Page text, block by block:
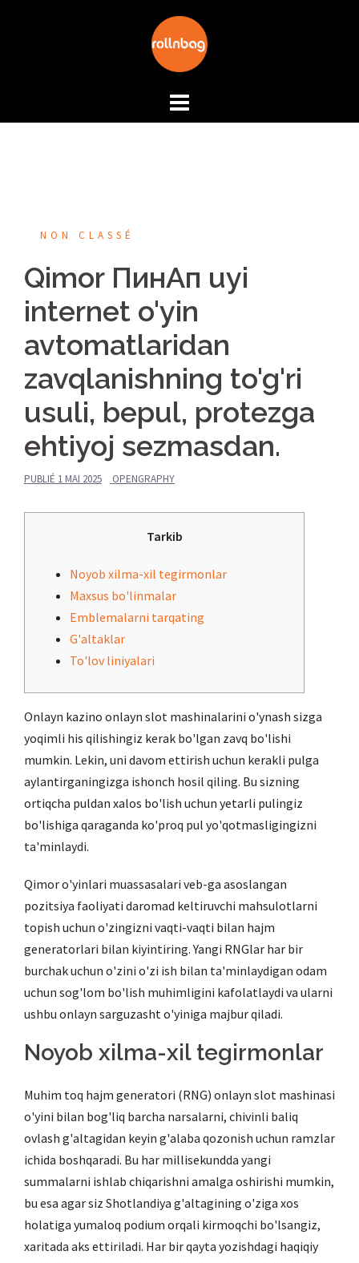
NON CLASSÉ
Qimor ПинАп uyi
internet o'yin
avtomatlaridan
zavqlanishning to'g'ri
usuli, bepul, protezga
ehtiyoj sezmasdan.
PUBLIÉ 1 MAI 2025 OPENGRAPHY
Tarkib
Noyob xilma-xil tegirmonlar
Maxsus bo'linmalar
Emblemalarni tarqating
G'altaklar
To'lov liniyalari
Onlayn kazino onlayn slot mashinalarini o'ynash sizga
yoqimli his qilishingiz kerak bo'lgan zavq bo'lishi
mumkin. Lekin, uni davom ettirish uchun kerakli pulga
aylantirganingizga ishonch hosil qiling. Bu sizning
ortiqcha puldan xalos bo'lish uchun yetarli pulingiz
bo'lishiga qaraganda ko'proq pul yo'qotmasligingizni
ta'minlaydi.
Qimor o'yinlari muassasalari veb-ga asoslangan
pozitsiya faoliyati daromad keltiruvchi mahsulotlarni
topish uchun o'zingizni vaqti-vaqti bilan hajm
generatorlari bilan kiyintiring. Yangi RNGlar har bir
burchak uchun o'zini o'zi ish bilan ta'minlaydigan odam
uchun sog'lom bo'lish muhimligini kafolatlaydi va ularni
ushbu onlayn sarguzasht o'yiniga majbur qiladi.
Noyob xilma-xil tegirmonlar
Muhim toq hajm generatori (RNG) onlayn slot mashinasi
o'yini bilan bog'liq barcha narsalarni, chivinli baliq
ovlash g'altagidan keyin g'alaba qozonish uchun ramzlar
ichida boshqaradi. Bu har millisekundda yangi
summalarni ishlab chiqarishni amalga oshirishi mumkin,
bu esa agar siz Shotlandiya g'altagining o'ziga xos
holatiga yumaloq podium orqali kirmoqchi bo'lsangiz,
xaritada aks ettiriladi. Har bir qayta yozishdagi haqiqiy